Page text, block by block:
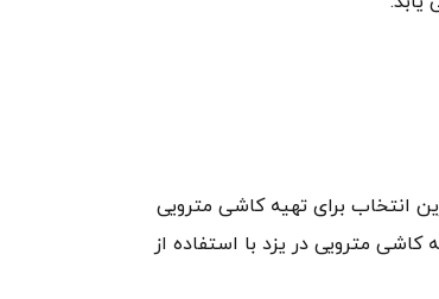
انتخاب برای تهیه کاشی مترویی
به تهیه کاشی مترویی در یزد با استفاده از